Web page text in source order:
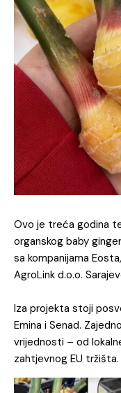
Ovo je treća godina
organskog baby
sa kompanijama
AgroLink d.o.o.
Iza projekta stoji
Emina i Senad.
vrijednosti – od
zahtjevnog EU tržišta.